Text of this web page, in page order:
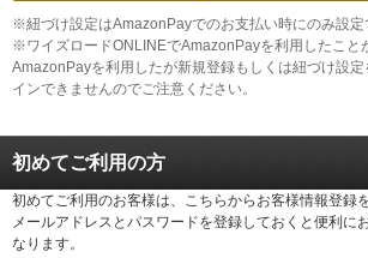
※紐づけ設定はAmazonPayでのお支払い時にのみ設定
※ワイズロードONLINEでAmazonPayを利用したこと
AmazonPayを利用したが新規登録もしくは紐づけ設
インできませんのでご注意ください。
初めてご利用の方
初めてご利用のお客様は、こちらからお客様情報登録
メールアドレスとパスワードを登録しておくと便利に
なります。